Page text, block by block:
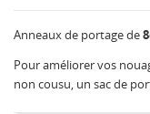
Anneaux de portage de
Pour améliorer vos
non cousu, un sac de